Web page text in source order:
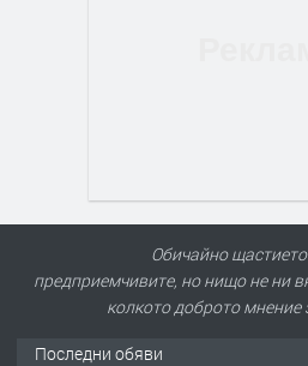
Обичайно
предприемчивите, но нищо не ни
колкото доброто
Последни обяви